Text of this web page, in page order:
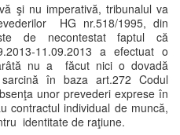
şi nu imperativă, tribunalul va
HG nr.518/1995, din
de necontestat faptul că
11.09.2013 a efectuat o
nu a făcut nici o dovadă
în baza art.272 Codul
unor prevederi exprese în
contractul individual de muncă,
identitate de raţiune.